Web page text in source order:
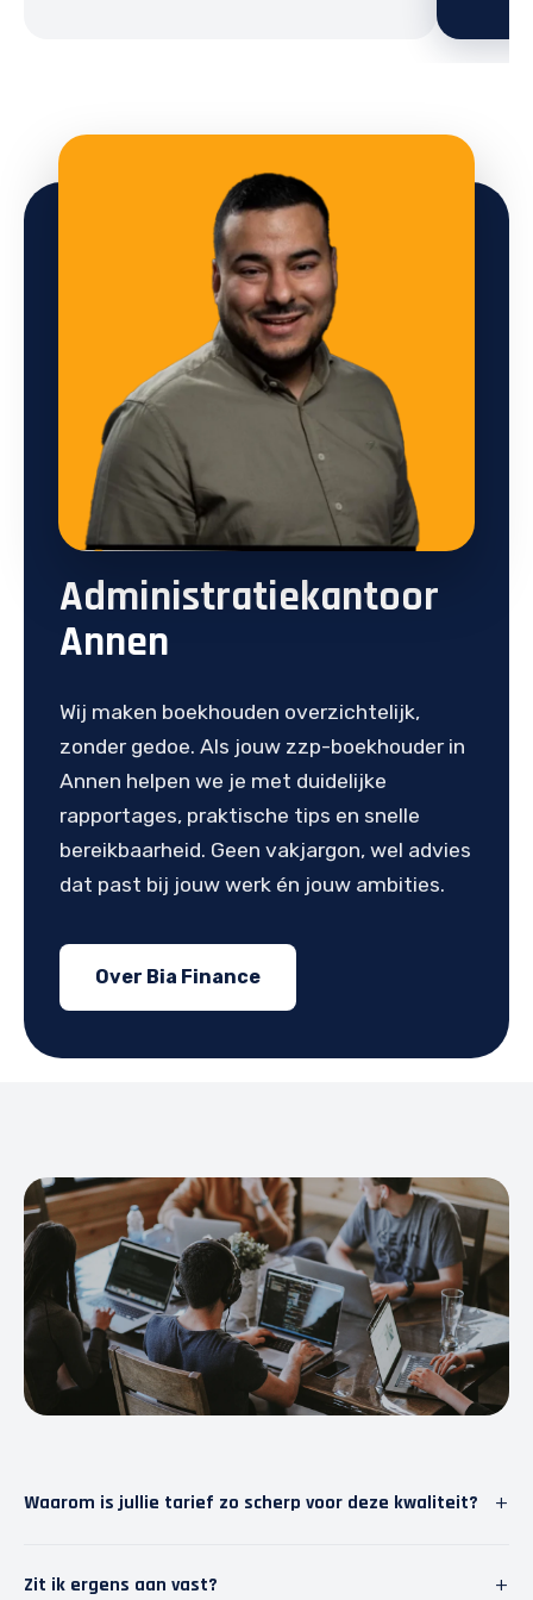
Administratiekantoor
Annen
Wij maken boekhouden overzichtelijk,
zonder gedoe. Als jouw zzp-boekhouder in
Annen helpen we je met duidelijke
rapportages, praktische tips en snelle
bereikbaarheid. Geen vakjargon, wel advies
dat past bij jouw werk én jouw ambities.
Over Bia Finance
Waarom is jullie tarief zo scherp voor deze kwaliteit? +
te automatiseren, besparen we tijd. Die tijd steken we
Zit ik ergens aan vast? +